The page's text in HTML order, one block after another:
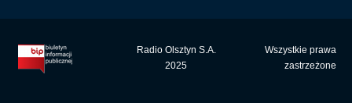
Radio Olsztyn S.A.
2025
Wszystkie prawa
zastrzeżone